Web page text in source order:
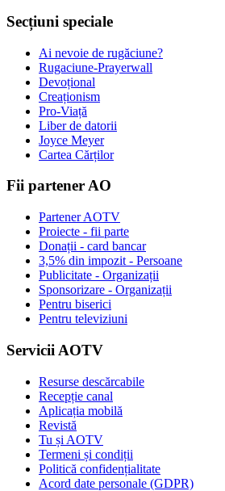
Secțiuni speciale
Ai nevoie de rugăciune?
Rugaciune-Prayerwall
Devoțional
Creaționism
Pro-Viață
Liber de datorii
Joyce Meyer
Cartea Cărților
Fii partener AO
Partener AOTV
Proiecte - fii parte
Donații - card bancar
3,5% din impozit - Persoane
Publicitate - Organizații
Sponsorizare - Organizații
Pentru biserici
Pentru televiziuni
Servicii AOTV
Resurse descărcabile
Recepție canal
Aplicația mobilă
Revistă
Tu și AOTV
Termeni și condiții
Politică confidențialitate
Acord date personale (GDPR)